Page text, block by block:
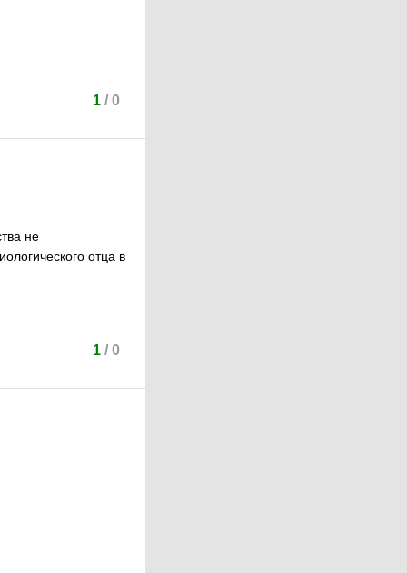
1/ 0
не
отца в
1/ 0